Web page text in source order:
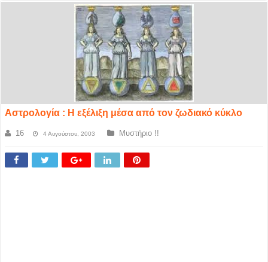
Αστρολογία : Η εξέλιξη μέσα από τον ζωδιακό κύκλο
16 4 Αυγούστου, 2003 Μυστήριο !!